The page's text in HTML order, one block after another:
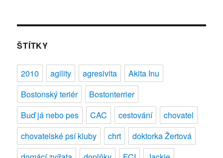
názvem
Akita
Inu
Czech
Club
ŠTÍTKY
2010 agility agresivita
Akita Inu
Bostonský teriér
Bostonterrier
Buď já nebo pes
CAC cestování
chovatel
chovatelské psí kluby
chrt
doktorka Žertová